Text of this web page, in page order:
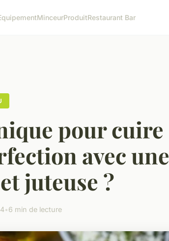
MinceurProduitRestaurant Bar
pour cuire
avec une
juteuse ?
•6 min de lecture